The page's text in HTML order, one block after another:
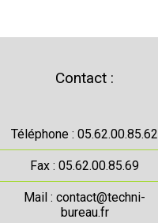
Contact :
Téléphone : 05.62.00.85.62
Fax : 05.62.00.85.69
Mail : contact@techni-
bureau.fr